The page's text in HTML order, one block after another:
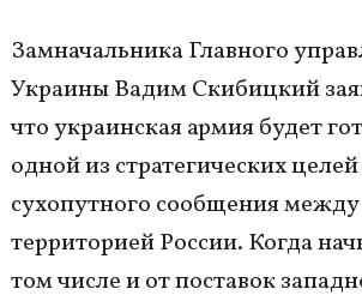
Замначальника Главного
Украины Вадим Скибицкий
что украинская армия будет
одной из стратегических
сухопутного сообщения
территорией России. Когда
том числе и от поставок